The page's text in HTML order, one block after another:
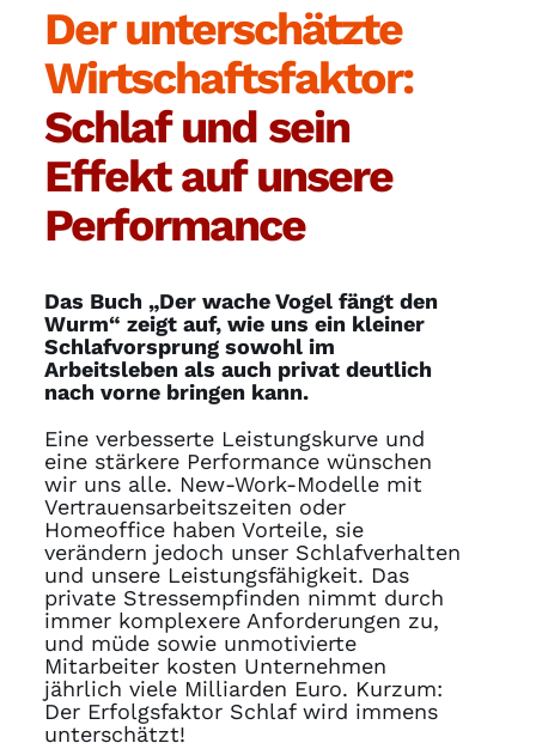
Der unterschätzte
Wirtschafts­­faktor:
Schlaf und sein
Effekt auf unsere
Performance
Das Buch „Der wache Vogel fängt den
Wurm“ zeigt auf, wie uns ein kleiner
Schlafvorsprung sowohl im
Arbeitsleben als auch privat deutlich
nach vorne bringen kann.
Eine verbesserte Leistungskurve und
eine stärkere Performance wünschen
wir uns alle. New-Work-Modelle mit
Vertrauensarbeitszeiten oder
Homeoffice haben Vorteile, sie
verändern jedoch unser Schlafverhalten
und unsere Leistungsfähigkeit. Das
private Stressempfinden nimmt durch
immer komplexere Anforderungen zu,
und müde sowie unmotivierte
Mitarbeiter kosten Unternehmen
jährlich viele Milliarden Euro. Kurzum:
Der Erfolgsfaktor Schlaf wird immens
unterschätzt!